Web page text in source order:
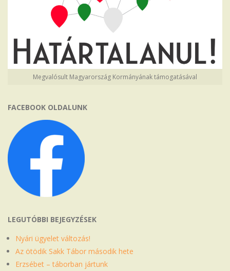
Megvalósult Magyarország Kormányának támogatásával
FACEBOOK OLDALUNK
LEGUTÓBBI BEJEGYZÉSEK
Nyári ügyelet változás!
Az ötödik Sakk Tábor második hete
Erzsébet – táborban jártunk